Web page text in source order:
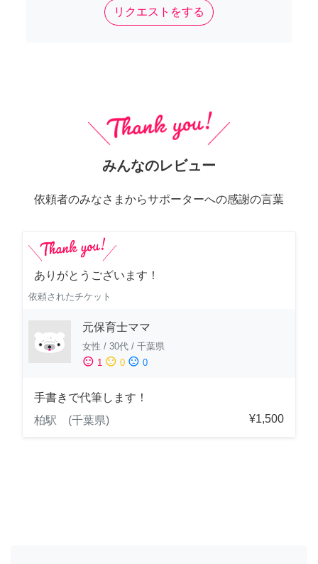
リクエストをする
みんなのレビュー
依頼者のみなさまからサポーターへの感謝の言葉
ありがとうございます！
依頼されたチケット
元保育士ママ
女性 / 30代 / 千葉県
sentiment_satisfied 1 sentiment_neutral 0 sentiment_dissatisfied 0
手書きで代筆します！
柏駅 (千葉県)
¥1,500